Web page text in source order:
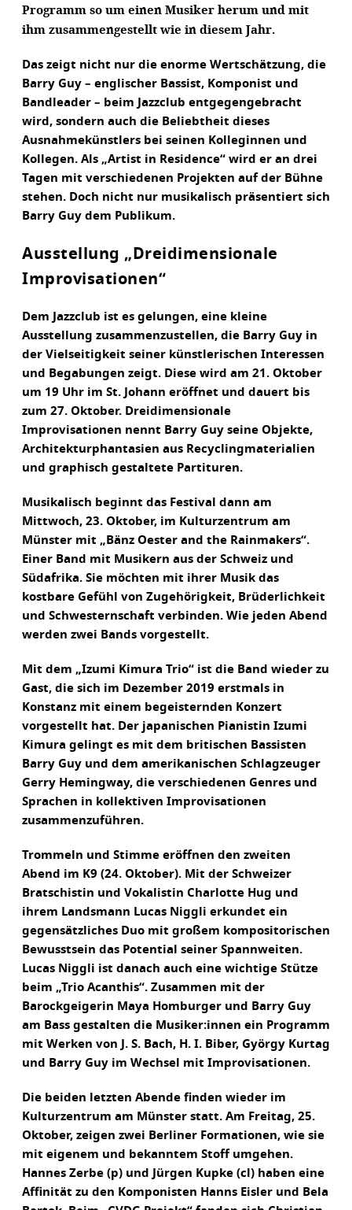
Programm so um einen Musiker herum und mit
ihm zusammengestellt wie in diesem Jahr.
Das zeigt nicht nur die enorme Wertschätzung, die
Barry Guy – englischer Bassist, Komponist und
Bandleader – beim Jazzclub entgegengebracht
wird, sondern auch die Beliebtheit dieses
Ausnahmekünstlers bei seinen Kolleginnen und
Kollegen. Als „Artist in Residence“ wird er an drei
Tagen mit verschiedenen Projekten auf der Bühne
stehen. Doch nicht nur musikalisch präsentiert sich
Barry Guy dem Publikum.
Ausstellung „Dreidimensionale
Improvisationen“
Dem Jazzclub ist es gelungen, eine kleine
Ausstellung zusammenzustellen, die Barry Guy in
der Vielseitigkeit seiner künstlerischen Interessen
und Begabungen zeigt. Diese wird am 21. Oktober
um 19 Uhr im St. Johann eröffnet und dauert bis
zum 27. Oktober. Dreidimensionale
Improvisationen nennt Barry Guy seine Objekte,
Architekturphantasien aus Recyclingmaterialien
und graphisch gestaltete Partituren.
Musikalisch beginnt das Festival dann am
Mittwoch, 23. Oktober, im Kulturzentrum am
Münster mit „Bänz Oester and the Rainmakers“.
Einer Band mit Musikern aus der Schweiz und
Südafrika. Sie möchten mit ihrer Musik das
kostbare Gefühl von Zugehörigkeit, Brüderlichkeit
und Schwesternschaft verbinden. Wie jeden Abend
werden zwei Bands vorgestellt.
Mit dem „Izumi Kimura Trio“ ist die Band wieder zu
Gast, die sich im Dezember 2019 erstmals in
Konstanz mit einem begeisternden Konzert
vorgestellt hat. Der japanischen Pianistin Izumi
Kimura gelingt es mit dem britischen Bassisten
Barry Guy und dem amerikanischen Schlagzeuger
Gerry Hemingway, die verschiedenen Genres und
Sprachen in kollektiven Improvisationen
zusammenzuführen.
Trommeln und Stimme eröffnen den zweiten
Abend im K9 (24. Oktober). Mit der Schweizer
Bratschistin und Vokalistin Charlotte Hug und
ihrem Landsmann Lucas Niggli erkundet ein
gegensätzliches Duo mit großem kompositorischen
Bewusstsein das Potential seiner Spannweiten.
Lucas Niggli ist danach auch eine wichtige Stütze
beim „Trio Acanthis“. Zusammen mit der
Barockgeigerin Maya Homburger und Barry Guy
am Bass gestalten die Musiker:innen ein Programm
mit Werken von J. S. Bach, H. I. Biber, György Kurtag
und Barry Guy im Wechsel mit Improvisationen.
Die beiden letzten Abende finden wieder im
Kulturzentrum am Münster statt. Am Freitag, 25.
Oktober, zeigen zwei Berliner Formationen, wie sie
mit eigenem und bekanntem Stoff umgehen.
Hannes Zerbe (p) und Jürgen Kupke (cl) haben eine
Affinität zu den Komponisten Hanns Eisler und Bela